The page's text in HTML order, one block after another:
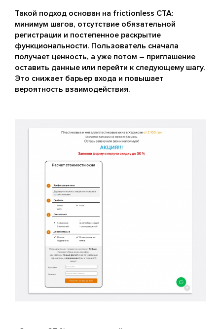
Такой подход основан на frictionless CTA:
минимум шагов, отсутствие обязательной
регистрации и постепенное раскрытие
функциональности. Пользователь сначала
получает ценность, а уже потом – приглашение
оставить данные или перейти к следующему шагу.
Это снижает барьер входа и повышает
вероятность взаимодействия.